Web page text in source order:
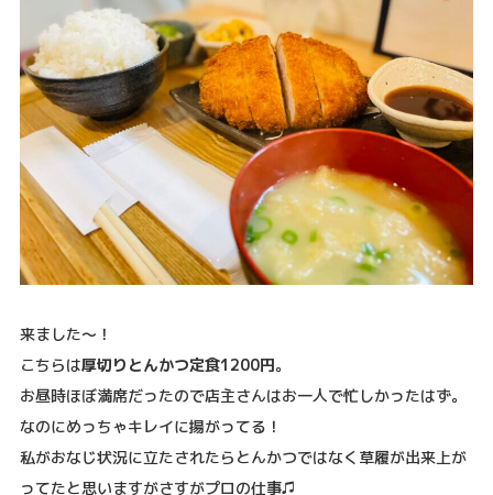
来ました〜！
こちらは厚切りとんかつ定食1200円。
お昼時ほぼ満席だったので店主さんはお一人で忙しかったはず。
なのにめっちゃキレイに揚がってる！
私がおなじ状況に立たされたらとんかつではなく草履が出来上が
ってたと思いますがさすがプロの仕事♫